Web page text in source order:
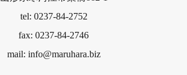
tel: 0237-84-2752
fax: 0237-84-2746
mail: info@maruhara.biz